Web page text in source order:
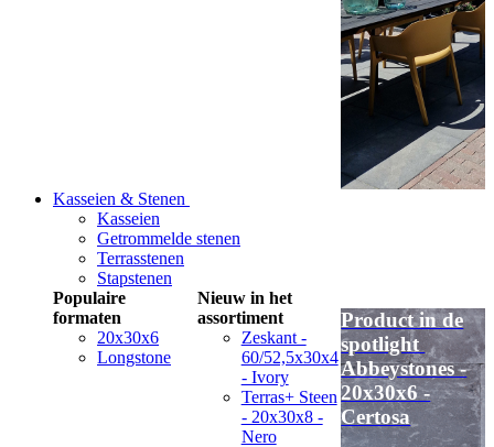
Kasseien & Stenen
Kasseien
Getrommelde stenen
Terrasstenen
Stapstenen
Populaire
formaten
20x30x6
Longstone
Nieuw in het
assortiment
Zeskant -
60/52,5x30x4
- Ivory
Terras+ Steen
- 20x30x8 -
Nero
Product in de
spotlight
Abbeystones -
20x30x6 -
Certosa